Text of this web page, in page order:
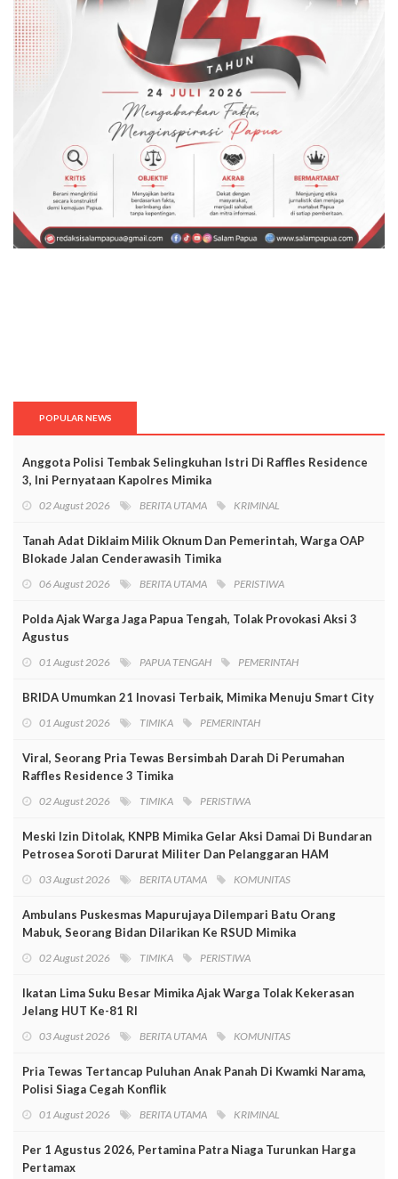
POPULAR NEWS
Anggota Polisi Tembak Selingkuhan Istri Di Raffles Residence
3, Ini Pernyataan Kapolres Mimika
02 August 2026 BERITA UTAMA KRIMINAL
Tanah Adat Diklaim Milik Oknum Dan Pemerintah, Warga OAP
Blokade Jalan Cenderawasih Timika
06 August 2026 BERITA UTAMA PERISTIWA
Polda Ajak Warga Jaga Papua Tengah, Tolak Provokasi Aksi 3
Agustus
01 August 2026 PAPUA TENGAH PEMERINTAH
BRIDA Umumkan 21 Inovasi Terbaik, Mimika Menuju Smart City
01 August 2026 TIMIKA PEMERINTAH
Viral, Seorang Pria Tewas Bersimbah Darah Di Perumahan
Raffles Residence 3 Timika
02 August 2026 TIMIKA PERISTIWA
Meski Izin Ditolak, KNPB Mimika Gelar Aksi Damai Di Bundaran
Petrosea Soroti Darurat Militer Dan Pelanggaran HAM
03 August 2026 BERITA UTAMA KOMUNITAS
Ambulans Puskesmas Mapurujaya Dilempari Batu Orang
Mabuk, Seorang Bidan Dilarikan Ke RSUD Mimika
02 August 2026 TIMIKA PERISTIWA
Ikatan Lima Suku Besar Mimika Ajak Warga Tolak Kekerasan
Jelang HUT Ke-81 RI
03 August 2026 BERITA UTAMA KOMUNITAS
Pria Tewas Tertancap Puluhan Anak Panah Di Kwamki Narama,
Polisi Siaga Cegah Konflik
01 August 2026 BERITA UTAMA KRIMINAL
Per 1 Agustus 2026, Pertamina Patra Niaga Turunkan Harga
Pertamax